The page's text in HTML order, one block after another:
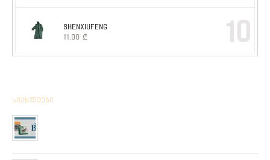
SHENXIUFENG
11.00 ₾ 10
სიახლეები